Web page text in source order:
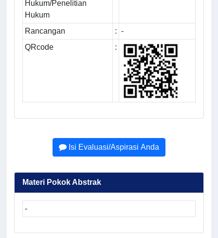
Hukum/Penelitian
Hukum
Rancangan : -
QRcode
:
Isi Evaluasi/Aspirasi Anda
Materi Pokok Abstrak
-